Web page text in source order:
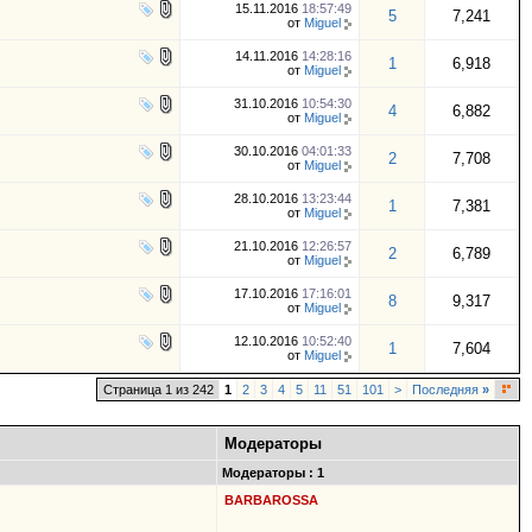
15.11.2016 18:57:49
от Miguel 5 7,241
14.11.2016 14:28:16
от Miguel 1 6,918
31.10.2016 10:54:30
от Miguel 4 6,882
30.10.2016 04:01:33
от Miguel 2 7,708
28.10.2016 13:23:44
от Miguel 1 7,381
21.10.2016 12:26:57
от Miguel 2 6,789
17.10.2016 17:16:01
от Miguel 8 9,317
12.10.2016 10:52:40
от Miguel 1 7,604
Страница 1 из 242 1 2 3 4 5 11 51 101 > Последняя »
Модераторы
Модераторы : 1
BARBAROSSA